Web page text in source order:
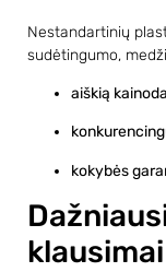
Nestandartinių
sudėtingumo,
aiškią
kokybės
klausimai